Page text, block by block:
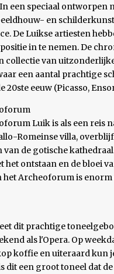
een speciaal ontworpen
en
De Luikse artiesten
in te nemen. De
collectie van
een aantal prachtige
20ste eeuw (Picasso,
Luik is als een reis
Romeinse villa,
van de gotische
het ontstaan en de bloei
het Archeoforum is
dit prachtige
als l'Opera. Op
koffie en uiteraard kun
dit een groot toneel dat